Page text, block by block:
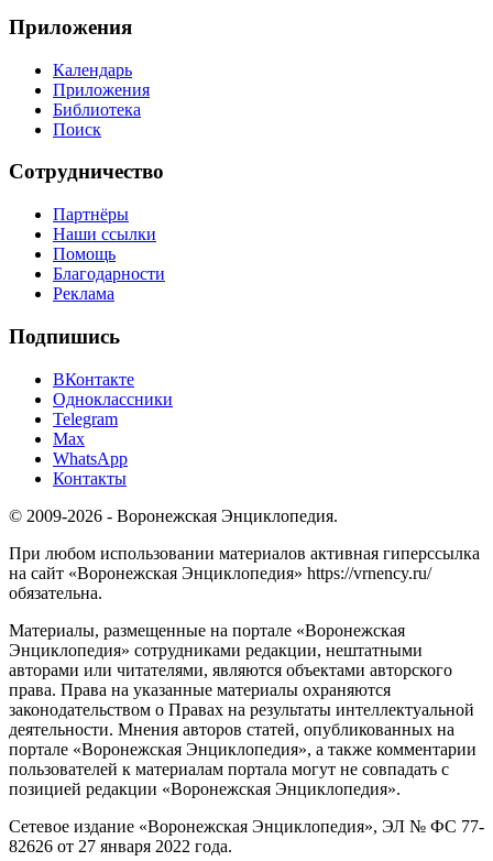
Приложения
Календарь
Приложения
Библиотека
Поиск
Сотрудничество
Партнёры
Наши ссылки
Помощь
Благодарности
Реклама
Подпишись
ВКонтакте
Одноклассники
Telegram
Max
WhatsApp
Контакты
© 2009-2026 - Воронежская Энциклопедия.
При любом использовании материалов активная гиперссылка
на сайт «Воронежская Энциклопедия» https://vrnency.ru/
обязательна.
Материалы, размещенные на портале «Воронежская
Энциклопедия» сотрудниками редакции, нештатными
авторами или читателями, являются объектами авторского
права. Права на указанные материалы охраняются
законодательством о Правах на результаты интеллектуальной
деятельности. Мнения авторов статей, опубликованных на
портале «Воронежская Энциклопедия», а также комментарии
пользователей к материалам портала могут не совпадать с
позицией редакции «Воронежская Энциклопедия».
Сетевое издание «Воронежская Энциклопедия», ЭЛ № ФС 77-
82626 от 27 января 2022 года.